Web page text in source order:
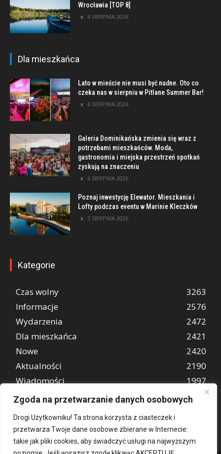
Zgoda na przetwarzanie danych osobowych
Drogi Użytkowniku! Ta strona korzysta z ciasteczek i
przetwarza Twoje dane osobowe zbierane w Internecie:
takie jak pliki cookies, aby świadczyć usługi na najwyższym
Wrocławia [TOP 8]
4 SIERPNIA 2026
Dla mieszkańca
Lato w mieście nie musi być nudne. Oto co
czeka nas w sierpniu w Pitlane Summer Bar!
6 SIERPNIA 2026
Galeria Dominikańska zmienia się wraz z
potrzebami mieszkańców. Moda,
gastronomia i miejska przestrzeń spotkań
zyskują na znaczeniu
6 SIERPNIA 2026
Poznaj inwestycję Elewator. Mieszkania i
Lofty podczas eventu w Marinie Kleczków
5 SIERPNIA 2026
Kategorie
Czas wolny
3263
Informacje
2576
Wydarzenia
2472
Dla mieszkańca
2421
Nowe
2420
Aktualności
2190
Wiadomości
1997
REKLAMA
849